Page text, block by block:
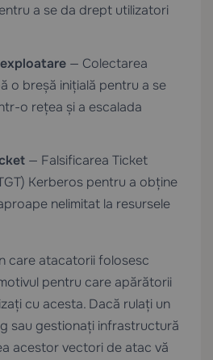
a se da drept utilizatori
— Colectarea
o breșă inițială pentru a se
o rețea și a escalada
— Falsificarea Ticket
Kerberos pentru a obține
nelimitat la resursele
care atacatorii folosesc
pentru care apărătorii
cu acesta. Dacă rulați un
sau gestionați infrastructură
acestor vectori de atac vă